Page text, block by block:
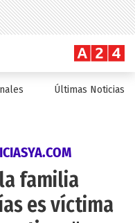
Últimas Noticias
familia
es víctima